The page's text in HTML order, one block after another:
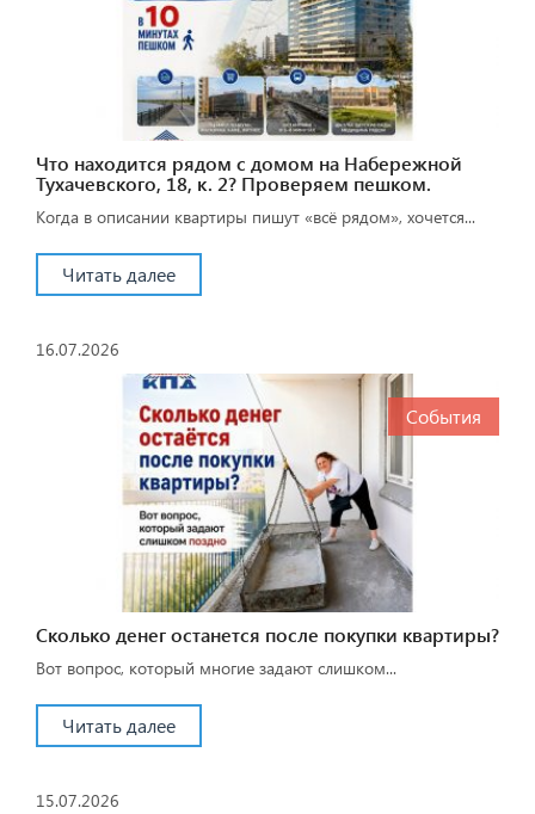
Что находится рядом с домом на Набережной
Тухачевского, 18, к. 2? Проверяем пешком.
Когда в описании квартиры пишут «всё рядом», хочется...
Читать далее
16.07.2026
События
Сколько денег останется после покупки квартиры?
Вот вопрос, который многие задают слишком...
Читать далее
15.07.2026